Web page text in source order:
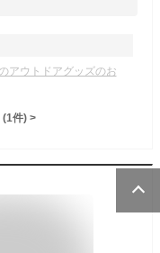
アウトドアグッズのお
(1件) >